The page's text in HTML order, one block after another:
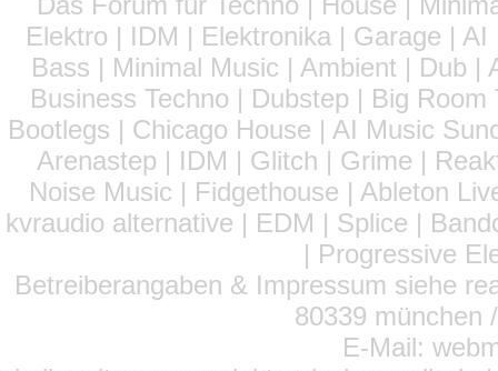
Elektro | IDM | Elektronika | Garage |
Bass | Minimal Music | Ambient | Dub
Business Techno | Dubstep | Big
Bootlegs | Chicago House | AI Music
Arenastep | IDM | Glitch | Grime |
Noise Music | Fidgethouse | Ableton
kvraudio alternative | EDM | Splice |
| Progressive
Betreiberangaben & Impressum siehe
80339 münchen
E-Mail: